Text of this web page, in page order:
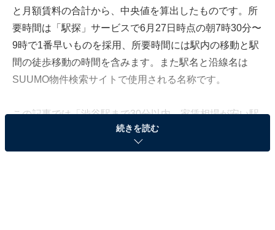
と月額賃料の合計から、中央値を算出したものです。所
要時間は「駅探」サービスで6月27日時点の朝7時30分〜
9時で1番早いものを採用、所要時間には駅内の移動と駅
間の徒歩移動の時間を含みます。また駅名と沿線名は
SUUMO物件検索サイトで使用される名称です。
この記事では「渋谷駅まで30分以内、家賃相場が安い駅
ランキング」を発表します。
続きを読む